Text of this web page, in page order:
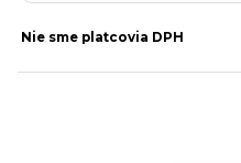
Nie sme platcovia DPH